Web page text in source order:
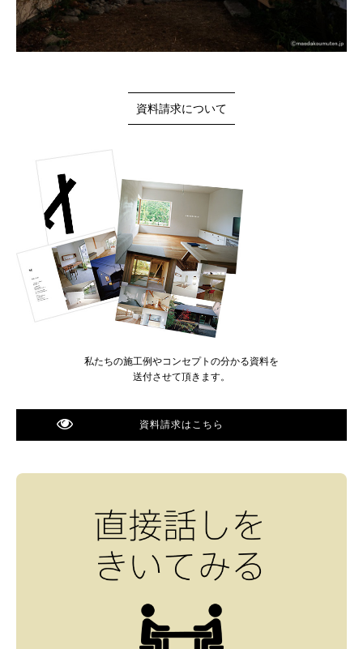
資料請求について
私たちの施工例やコンセプトの分かる資料を
送付させて頂きます。
資料請求はこちら